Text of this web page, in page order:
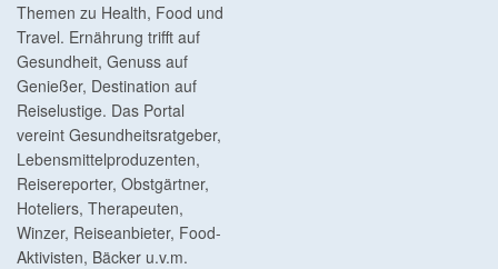
Themen zu Health, Food und
Travel. Ernährung trifft auf
Gesundheit, Genuss auf
Genießer, Destination auf
Reiselustige. Das Portal
vereint Gesundheitsratgeber,
Lebensmittelproduzenten,
Reisereporter, Obstgärtner,
Hoteliers, Therapeuten,
Winzer, Reiseanbieter, Food-
Aktivisten, Bäcker u.v.m.